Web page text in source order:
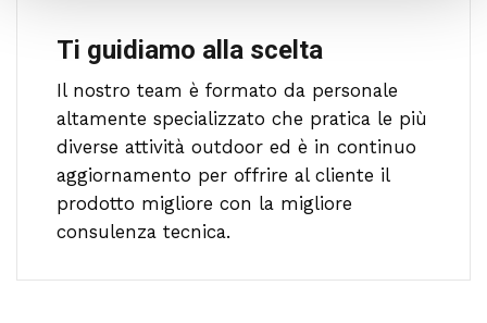
Ti guidiamo alla scelta
Il nostro team è formato da personale
altamente specializzato che pratica le più
diverse attività outdoor ed è in continuo
aggiornamento per offrire al cliente il
prodotto migliore con la migliore
consulenza tecnica.